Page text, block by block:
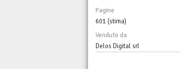
Pagine
601 (stima)
Venduto da
Delos Digital srl